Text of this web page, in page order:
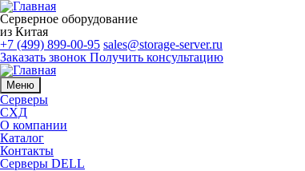
Серверное оборудование
из Китая
+7 (499) 899-00-95 sales@storage-server.ru
Заказать звонок Получить консультацию
Меню
Серверы
СХД
О компании
Каталог
Контакты
Серверы DELL